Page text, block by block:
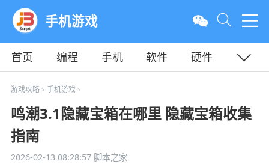
手机游戏
首页 编程 手机 软件
硬件
教程
平面
游戏攻略> 手机游戏>
鸣潮3.1隐藏宝箱在哪里 隐藏宝箱收集
指南
2026-02-13 08:28:57脚本之家